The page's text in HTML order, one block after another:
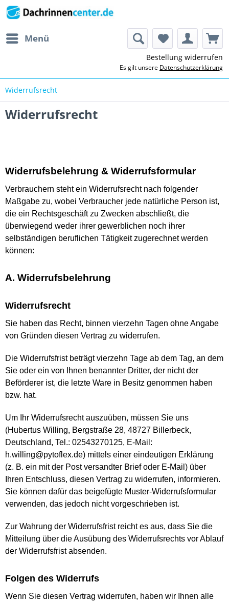
Menü
Bestellung widerrufen
Es gilt unsere Datenschutzerklärung
Widerrufsrecht
Widerrufsrecht
Widerrufsbelehrung & Widerrufsformular
Verbrauchern steht ein Widerrufsrecht nach folgender
Maßgabe zu, wobei Verbraucher jede natürliche Person ist,
die ein Rechtsgeschäft zu Zwecken abschließt, die
überwiegend weder ihrer gewerblichen noch ihrer
selbständigen beruflichen Tätigkeit zugerechnet werden
können:
A. Widerrufsbelehrung
Widerrufsrecht
Sie haben das Recht, binnen vierzehn Tagen ohne Angabe
von Gründen diesen Vertrag zu widerrufen.
Die Widerrufsfrist beträgt vierzehn Tage ab dem Tag, an dem
Sie oder ein von Ihnen benannter Dritter, der nicht der
Beförderer ist, die letzte Ware in Besitz genommen haben
bzw. hat.
Um Ihr Widerrufsrecht auszuüben, müssen Sie uns
(Hubertus Willing, Bergstraße 28, 48727 Billerbeck,
Deutschland, Tel.: 02543270125, E-Mail:
h.willing@pytoflex.de) mittels einer eindeutigen Erklärung
(z. B. ein mit der Post versandter Brief oder E-Mail) über
Ihren Entschluss, diesen Vertrag zu widerrufen, informieren.
Sie können dafür das beigefügte Muster-Widerrufsformular
verwenden, das jedoch nicht vorgeschrieben ist.
Zur Wahrung der Widerrufsfrist reicht es aus, dass Sie die
Mitteilung über die Ausübung des Widerrufsrechts vor Ablauf
der Widerrufsfrist absenden.
Folgen des Widerrufs
Wenn Sie diesen Vertrag widerrufen, haben wir Ihnen alle